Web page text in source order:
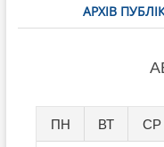
АРХІВ
ПН ВТ СР